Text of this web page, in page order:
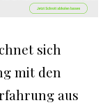
sich
mit den
aus